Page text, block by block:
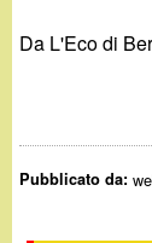
Da L'Eco di
Pubblicato da: